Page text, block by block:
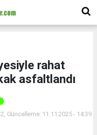
rahat
asfaltlandı
Güncelleme: 11.11.2025 - 14:39